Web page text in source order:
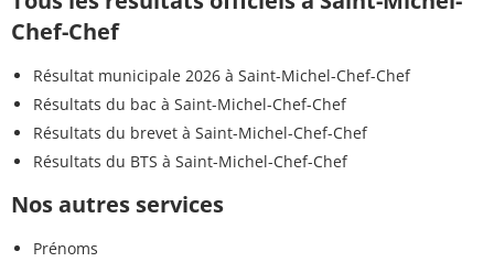
Chef-Chef
Résultat municipale 2026 à Saint-Michel-Chef-Chef
Résultats du bac à Saint-Michel-Chef-Chef
Résultats du brevet à Saint-Michel-Chef-Chef
Résultats du BTS à Saint-Michel-Chef-Chef
Nos autres services
Prénoms